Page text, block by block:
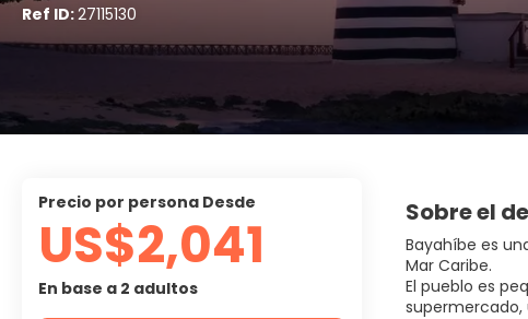
Ref ID:27115130
Sobre el
Bayahíbe es
Mar Caribe.
El pueblo es
supermercado,
precio por persona Desde
US$2,041
En base a 2 adultos